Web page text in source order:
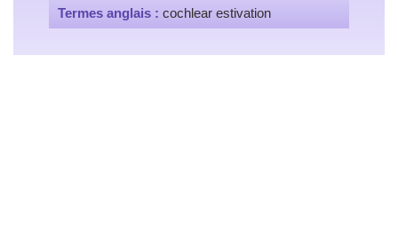
Termes anglais : cochlear estivation